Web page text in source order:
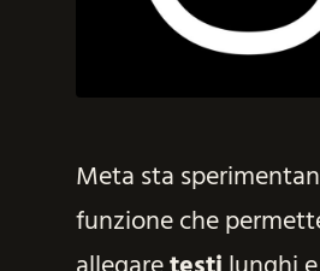
Meta sta
funzione che